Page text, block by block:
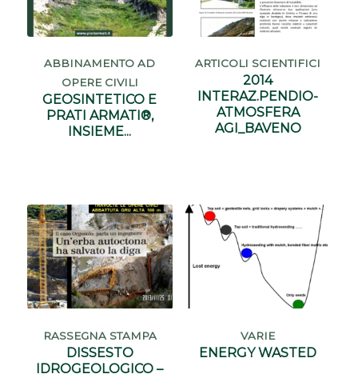
ABBINAMENTO AD
OPERE CIVILI
GEOSINTETICO E
PRATI ARMATI®,
INSIEME...
ARTICOLI SCIENTIFICI
2014
INTERAZ.PENDIO-
ATMOSFERA
AGI_BAVENO
RASSEGNA STAMPA
DISSESTO
IDROGEOLOGICO –
VARIE
ENERGY WASTED